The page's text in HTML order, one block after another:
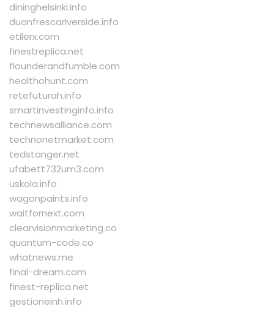
dininghelsinki.info
duanfrescariverside.info
etilerx.com
finestreplica.net
flounderandfumble.com
healthohunt.com
retefuturah.info
smartinvestinginfo.info
technewsalliance.com
technonetmarket.com
tedstanger.net
ufabett732um3.com
uskola.info
wagonpaints.info
waitfornext.com
clearvisionmarketing.co
quantum-code.co
whatnews.me
final-dream.com
finest-replica.net
gestioneinh.info